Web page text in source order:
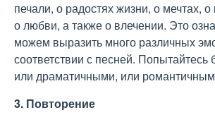
печали, о радостях жизни, о мечтах,
о любви, а также о влечении. Это
можем выразить много различных
соответствии с песней.
или драматичными, или
3. Повторение